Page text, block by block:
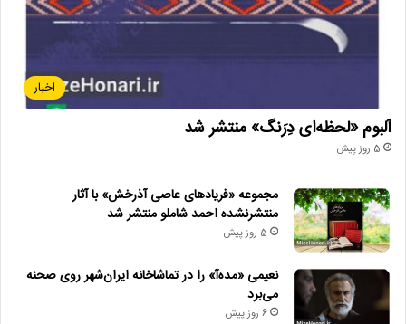
اخبار
آلبوم «لحظه‌ای دِرَنگ» منتشر شد
5 روز پیش
مجموعه «فریادهای عاصی آذرخش» با آثار
منتشرنشده احمد شاملو منتشر شد
5 روز پیش
نعیمی «مده‌آ» را در تماشاخانه ایران‌شهر روی صحنه
می‌برد
6 روز پیش